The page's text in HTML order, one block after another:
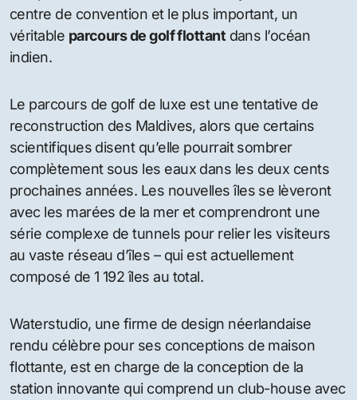
centre de convention et le plus important, un
véritable parcours de golf flottant dans l’océan
indien.
Le parcours de golf de luxe est une tentative de
reconstruction des Maldives, alors que certains
scientifiques disent qu’elle pourrait sombrer
complètement sous les eaux dans les deux cents
prochaines années. Les nouvelles îles se lèveront
avec les marées de la mer et comprendront une
série complexe de tunnels pour relier les visiteurs
au vaste réseau d’îles – qui est actuellement
composé de 1 192 îles au total.
Waterstudio, une firme de design néerlandaise
rendu célèbre pour ses conceptions de maison
flottante, est en charge de la conception de la
station innovante qui comprend un club-house avec